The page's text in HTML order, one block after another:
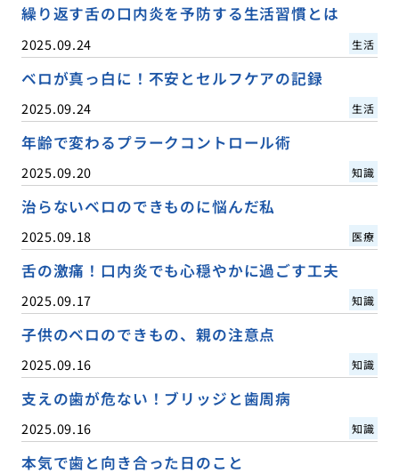
繰り返す舌の口内炎を予防する生活習慣とは
2025.09.24 生活
ベロが真っ白に！不安とセルフケアの記録
2025.09.24 生活
年齢で変わるプラークコントロール術
2025.09.20 知識
治らないベロのできものに悩んだ私
2025.09.18 医療
舌の激痛！口内炎でも心穏やかに過ごす工夫
2025.09.17 知識
子供のベロのできもの、親の注意点
2025.09.16 知識
支えの歯が危ない！ブリッジと歯周病
2025.09.16 知識
本気で歯と向き合った日のこと